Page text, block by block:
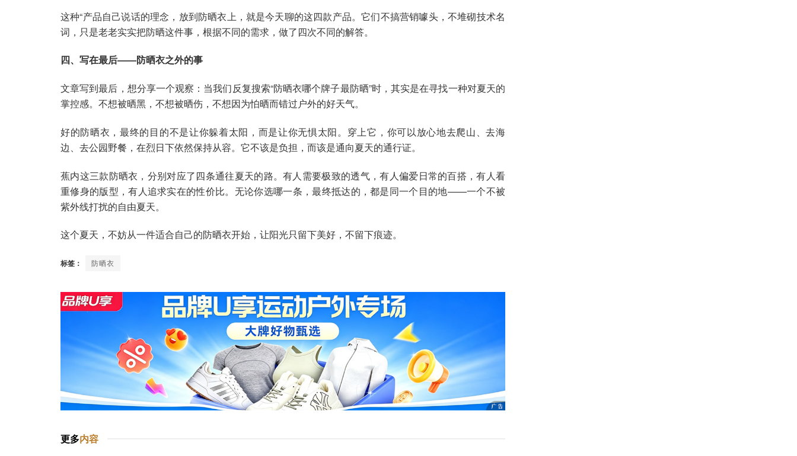
这种“产品自己说话的理念，放到防晒衣上，就是今天聊的这四款产品。它们不搞营销噱头，不堆砌技术名
词，只是老老实实把防晒这件事，根据不同的需求，做了四次不同的解答。
四、写在最后——防晒衣之外的事
文章写到最后，想分享一个观察：当我们反复搜索“防晒衣哪个牌子最防晒”时，其实是在寻找一种对夏天的
掌控感。不想被晒黑，不想被晒伤，不想因为怕晒而错过户外的好天气。
好的防晒衣，最终的目的不是让你躲着太阳，而是让你无惧太阳。穿上它，你可以放心地去爬山、去海
边、去公园野餐，在烈日下依然保持从容。它不该是负担，而该是通向夏天的通行证。
蕉内这三款防晒衣，分别对应了四条通往夏天的路。有人需要极致的透气，有人偏爱日常的百搭，有人看
重修身的版型，有人追求实在的性价比。无论你选哪一条，最终抵达的，都是同一个目的地——一个不被
紫外线打扰的自由夏天。
这个夏天，不妨从一件适合自己的防晒衣开始，让阳光只留下美好，不留下痕迹。
标签： 防晒衣
更多内容